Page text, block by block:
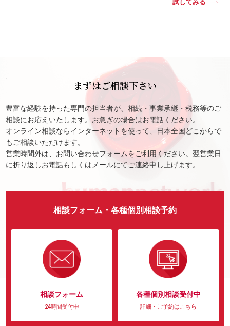
試してみる
まずはご相談下さい
豊富な経験を持った専門の担当者が、相続・事業承継・税務等のご
相談にお応えいたします。お急ぎの場合はお電話ください。
オンライン相談ならインターネットを使って、日本全国どこからで
もご相談いただけます。
営業時間外は、お問い合わせフォームをご利用ください。翌営業日
に折り返しお電話もしくはメールにてご連絡申し上げます。
相談フォーム・各種個別相談予約
相談フォーム
24時間受付中
各種個別相談受付中
詳細・ご予約はこちら